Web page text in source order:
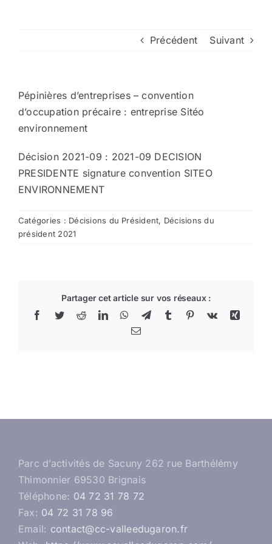
Nous contacter
Précédent Suivant
Pépinières d’entreprises – convention
d’occupation précaire : entreprise Sitéo
environnement
Décision 2021-09 : 2021-09 DECISION
PRESIDENTE signature convention SITEO
ENVIRONNEMENT
Catégories : Décisions du Président, Décisions du
président 2021
Partager cet article sur vos réseaux :
Facebook
TwitterRedditLinkedInWhatsApp
TelegramTumblr Pinterest
Vk
Xing
Email
Parc d’activités de Sacuny 262 rue Barthélémy
Thimonnier 69530 Brignais
Téléphone: 04 72 31 78 72
Fax: 04 72 31 78 96
Email: contact@cc-valleedugaron.fr